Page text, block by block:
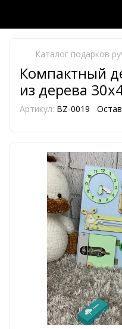
Каталог подарков
Компактный
из дерева
Артикул: BZ-0019